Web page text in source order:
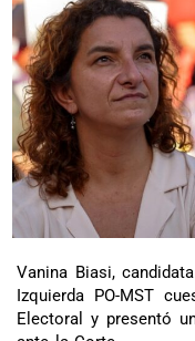
Vanina Biasi,
Izquierda PO-MST
Electoral y presentó